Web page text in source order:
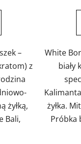
–
z
żyłką,
Bali,
White
biały
żyłka.
Próbka